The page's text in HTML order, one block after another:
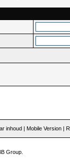
inhoud | Mobile Version |
Group